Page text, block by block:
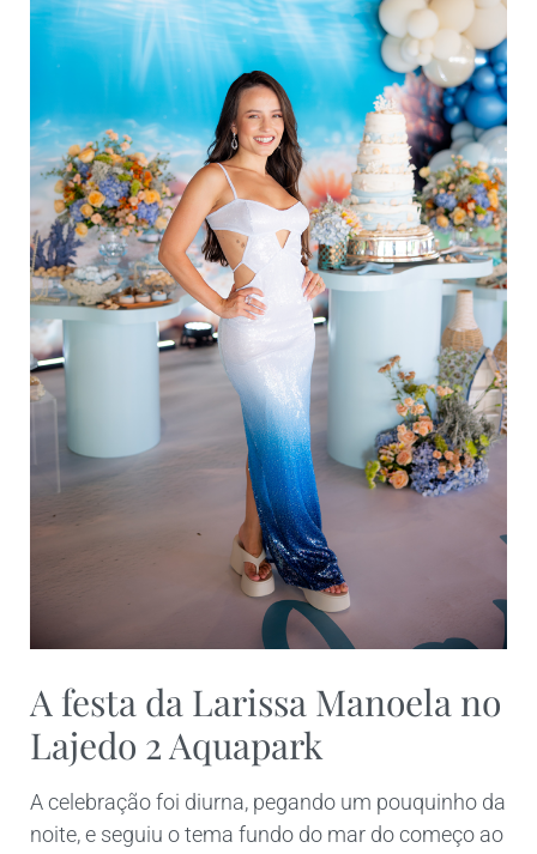
A festa da Larissa Manoela no
Lajedo 2 Aquapark
A celebração foi diurna, pegando um pouquinho da
noite, e seguiu o tema fundo do mar do começo ao